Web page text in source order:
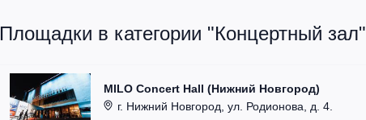
Площадки в категории "Концертный зал"
MILO Concert Hall (Нижний Новгород)
г. Нижний Новгород, ул. Родионова, д. 4.